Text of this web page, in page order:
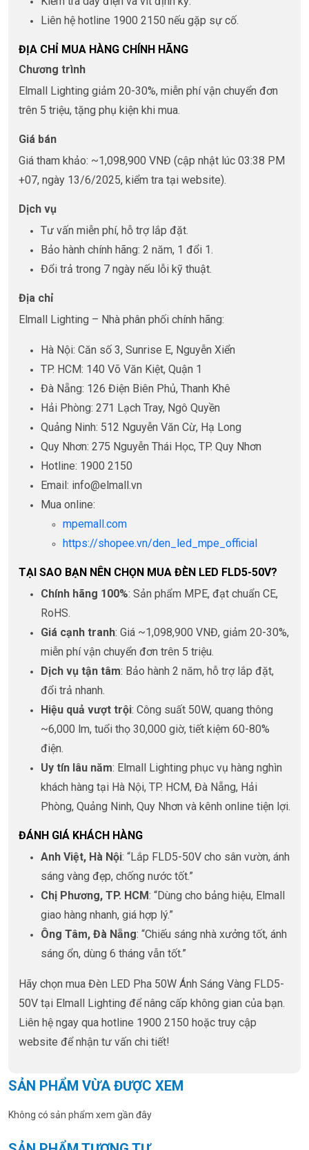
Liên hệ hotline 1900 2150 nếu gặp sự cố.
ĐỊA CHỈ MUA HÀNG CHÍNH HÃNG
Chương trình
Elmall Lighting giảm 20-30%, miễn phí vận chuyển đơn
trên 5 triệu, tặng phụ kiện khi mua.
Giá bán
Giá tham khảo: ~1,098,900 VNĐ (cập nhật lúc 03:38 PM
+07, ngày 13/6/2025, kiểm tra tại website).
Dịch vụ
Tư vấn miễn phí, hỗ trợ lắp đặt.
Bảo hành chính hãng: 2 năm, 1 đổi 1.
Đổi trả trong 7 ngày nếu lỗi kỹ thuật.
Địa chỉ
Elmall Lighting – Nhà phân phối chính hãng:
Hà Nội: Căn số 3, Sunrise E, Nguyễn Xiển
TP. HCM: 140 Võ Văn Kiệt, Quận 1
Đà Nẵng: 126 Điện Biên Phủ, Thanh Khê
Hải Phòng: 271 Lạch Tray, Ngô Quyền
Quảng Ninh: 512 Nguyễn Văn Cừ, Hạ Long
Quy Nhơn: 275 Nguyễn Thái Học, TP. Quy Nhơn
Hotline: 1900 2150
Email: info@elmall.vn
Mua online:
mpemall.com
https://shopee.vn/den_led_mpe_official
TẠI SAO BẠN NÊN CHỌN MUA ĐÈN LED FLD5-50V?
Chính hãng 100%: Sản phẩm MPE, đạt chuẩn CE,
RoHS.
Giá cạnh tranh: Giá ~1,098,900 VNĐ, giảm 20-30%,
miễn phí vận chuyển đơn trên 5 triệu.
Dịch vụ tận tâm: Bảo hành 2 năm, hỗ trợ lắp đặt,
đổi trả nhanh.
Hiệu quả vượt trội: Công suất 50W, quang thông
~6,000 lm, tuổi thọ 30,000 giờ, tiết kiệm 60-80%
điện.
Uy tín lâu năm: Elmall Lighting phục vụ hàng nghìn
khách hàng tại Hà Nội, TP. HCM, Đà Nẵng, Hải
Phòng, Quảng Ninh, Quy Nhơn và kênh online tiện lợi.
ĐÁNH GIÁ KHÁCH HÀNG
Anh Việt, Hà Nội: “Lắp FLD5-50V cho sân vườn, ánh
sáng vàng đẹp, chống nước tốt.”
Chị Phương, TP. HCM: “Dùng cho bảng hiệu, Elmall
giao hàng nhanh, giá hợp lý.”
Ông Tâm, Đà Nẵng: “Chiếu sáng nhà xưởng tốt, ánh
sáng ổn, dùng 6 tháng vẫn tốt.”
Hãy chọn mua Đèn LED Pha 50W Ánh Sáng Vàng FLD5-
50V tại Elmall Lighting để nâng cấp không gian của bạn.
Liên hệ ngay qua hotline 1900 2150 hoặc truy cập
website để nhận tư vấn chi tiết!
SẢN PHẨM VỪA ĐƯỢC XEM
Không có sản phẩm xem gần đây